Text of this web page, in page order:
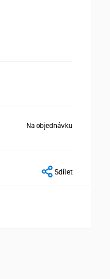
Sdílet
Na objednávku